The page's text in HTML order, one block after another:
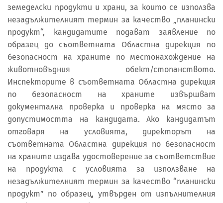
земеделски продукти и храни, за които се използва
незадължителният термин за качество „планински
продукт“, кандидатите подават заявление по
образец до съответната Областна дирекция по
безопасност на храните по местонахождение на
животновъдния обект/стопанството.
Инспекторите в съответната Областна дирекция
по безопасност на храните извършват
документална проверка и проверка на място за
допустимостта на кандидата. Ако кандидатът
отговаря на условията, директорът на
съответната Областна дирекция по безопасност
на храните издава удостоверение за съответствие
на продукта с условията за използване на
незадължителният термин за качество “планински
продукт” по образец, утвърден от изпълнителния